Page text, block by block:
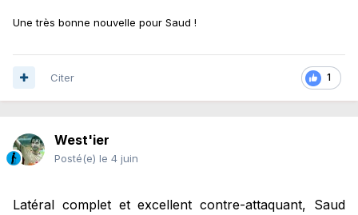
Une très bonne nouvelle pour Saud !
1
Citer
West'ier
Posté(e) le 4 juin
Latéral complet et excellent contre-attaquant, Saud